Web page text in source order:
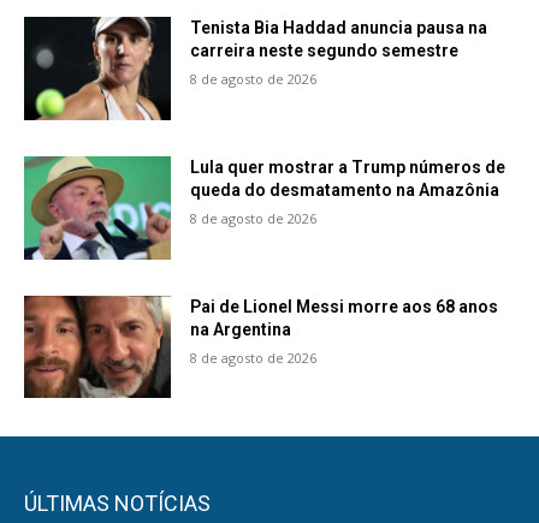
Tenista Bia Haddad anuncia pausa na
carreira neste segundo semestre
8 de agosto de 2026
Lula quer mostrar a Trump números de
queda do desmatamento na Amazônia
8 de agosto de 2026
Pai de Lionel Messi morre aos 68 anos
na Argentina
8 de agosto de 2026
ÚLTIMAS NOTÍCIAS